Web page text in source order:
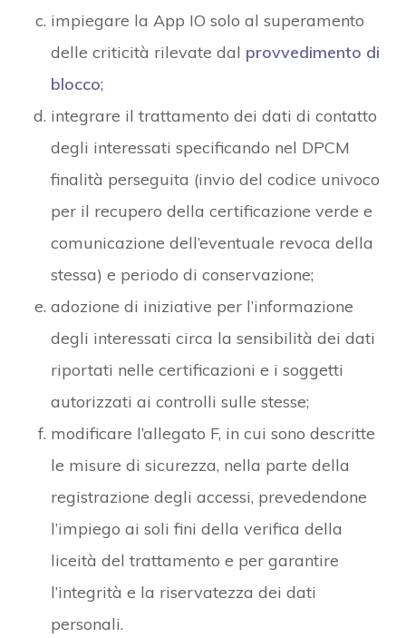
impiegare la App IO solo al superamento
delle criticità rilevate dal provvedimento di
blocco;
integrare il trattamento dei dati di contatto
degli interessati specificando nel DPCM
finalità perseguita (invio del codice univoco
per il recupero della certificazione verde e
comunicazione dell’eventuale revoca della
stessa) e periodo di conservazione;
adozione di iniziative per l’informazione
degli interessati circa la sensibilità dei dati
riportati nelle certificazioni e i soggetti
autorizzati ai controlli sulle stesse;
modificare l’allegato F, in cui sono descritte
le misure di sicurezza, nella parte della
registrazione degli accessi, prevedendone
l’impiego ai soli fini della verifica della
liceità del trattamento e per garantire
l’integrità e la riservatezza dei dati
personali.